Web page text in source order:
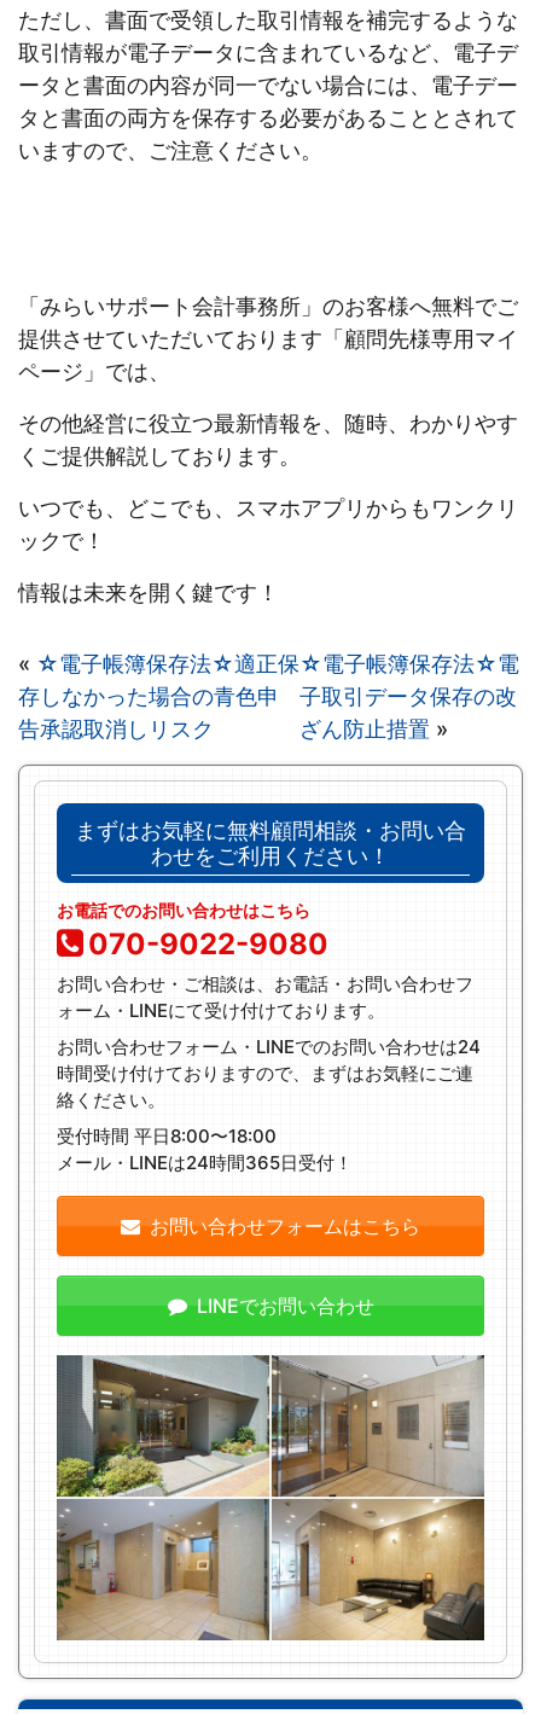
ただし、書面で受領した取引情報を補完するような
取引情報が電子データに含まれているなど、電子デ
ータと書面の内容が同一でない場合には、電子デー
タと書面の両方を保存する必要があることとされて
いますので、ご注意ください。
「みらいサポート会計事務所」のお客様へ無料でご
提供させていただいております「顧問先様専用マイ
ページ」では、
その他経営に役立つ最新情報を、随時、わかりやす
くご提供解説しております。
いつでも、どこでも、スマホアプリからもワンクリ
ックで！
情報は未来を開く鍵です！
« ☆電子帳簿保存法☆適正保
存しなかった場合の青色申
告承認取消しリスク
☆電子帳簿保存法☆電
子取引データ保存の改
ざん防止措置 »
まずはお気軽に無料顧問相談・お問い合
わせをご利用ください！
お電話でのお問い合わせはこちら
070-9022-9080
お問い合わせ・ご相談は、お電話・お問い合わせフ
ォーム・LINEにて受け付けております。
お問い合わせフォーム・LINEでのお問い合わせは24
時間受け付けておりますので、まずはお気軽にご連
絡ください。
受付時間 平日8:00〜18:00
メール・LINEは24時間365日受付！
お問い合わせフォームはこちら
LINEでお問い合わせ